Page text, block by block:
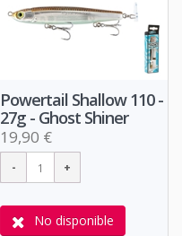
Powertail Shallow 110 -
27g - Ghost Shiner
19,90 €
No disponible